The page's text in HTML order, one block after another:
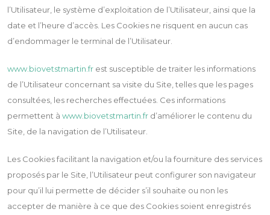
l’Utilisateur, le système d’exploitation de l’Utilisateur, ainsi que la
date et l’heure d’accès. Les Cookies ne risquent en aucun cas
d’endommager le terminal de l’Utilisateur.
www.biovetstmartin.fr est susceptible de traiter les informations
de l’Utilisateur concernant sa visite du Site, telles que les pages
consultées, les recherches effectuées. Ces informations
permettent à www.biovetstmartin.fr d’améliorer le contenu du
Site, de la navigation de l’Utilisateur.
Les Cookies facilitant la navigation et/ou la fourniture des services
proposés par le Site, l’Utilisateur peut configurer son navigateur
pour qu’il lui permette de décider s’il souhaite ou non les
accepter de manière à ce que des Cookies soient enregistrés